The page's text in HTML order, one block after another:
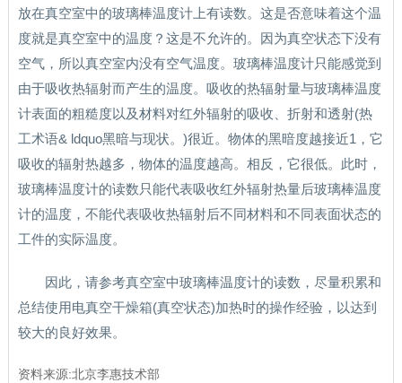
放在真空室中的玻璃棒温度计上有读数。这是否意味着这个温
度就是真空室中的温度？这是不允许的。因为真空状态下没有
空气，所以真空室内没有空气温度。玻璃棒温度计只能感觉到
由于吸收热辐射而产生的温度。吸收的热辐射量与玻璃棒温度
计表面的粗糙度以及材料对红外辐射的吸收、折射和透射(热
工术语& ldquo黑暗与现状。)很近。物体的黑暗度越接近1，它
吸收的辐射热越多，物体的温度越高。相反，它很低。此时，
玻璃棒温度计的读数只能代表吸收红外辐射热量后玻璃棒温度
计的温度，不能代表吸收热辐射后不同材料和不同表面状态的
工件的实际温度。
因此，请参考真空室中玻璃棒温度计的读数，尽量积累和
总结使用电真空干燥箱(真空状态)加热时的操作经验，以达到
较大的良好效果。
资料来源:北京李惠技术部